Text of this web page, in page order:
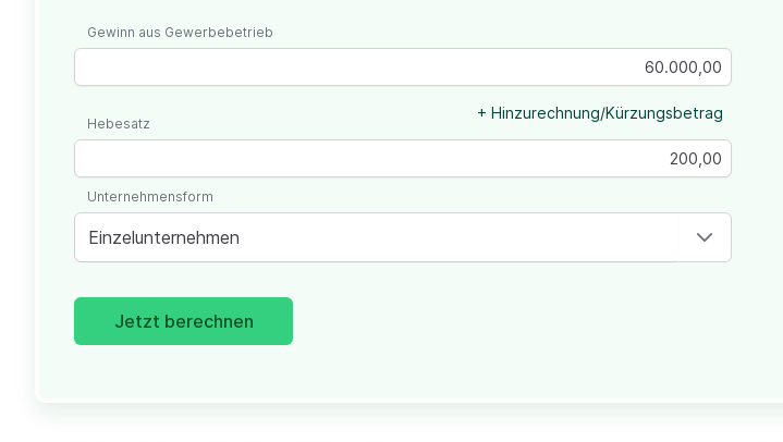
Gewinn aus Gewerbebetrieb
+ Hinzurechnung/Kürzungsbetrag
Hebesatz
Einzelunternehmen
Unternehmensform
Jetzt berechnen